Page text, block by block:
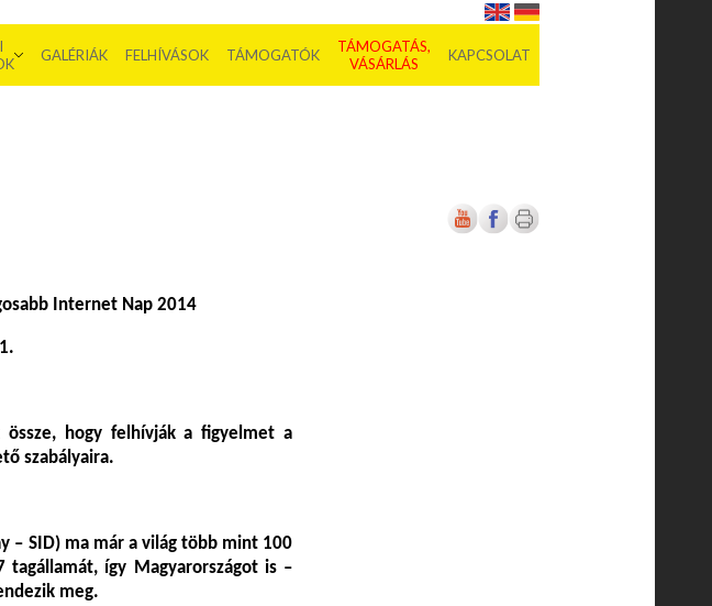
GALÉRIÁK FELHÍVÁSOK TÁMOGATÓK
TÁMOGATÁS,
VÁSÁRLÁS
KAPCSOLAT
Internet Nap 2014
össze, hogy felhívják a figyelmet a
szabályaira.
– SID) ma már a világ több mint 100
így Magyarországot is –
meg.